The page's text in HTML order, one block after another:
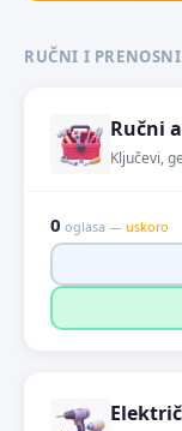
RUČNI I
Ručni
Ključevi,
0 oglasa — uskoro